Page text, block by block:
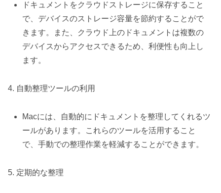
ドキュメントをクラウドストレージに保存すること
で、デバイスのストレージ容量を節約することがで
きます。また、クラウド上のドキュメントは複数の
デバイスからアクセスできるため、利便性も向上し
ます。
4. 自動整理ツールの利用
Macには、自動的にドキュメントを整理してくれるツ
ールがあります。これらのツールを活用すること
で、手動での整理作業を軽減することができます。
5. 定期的な整理